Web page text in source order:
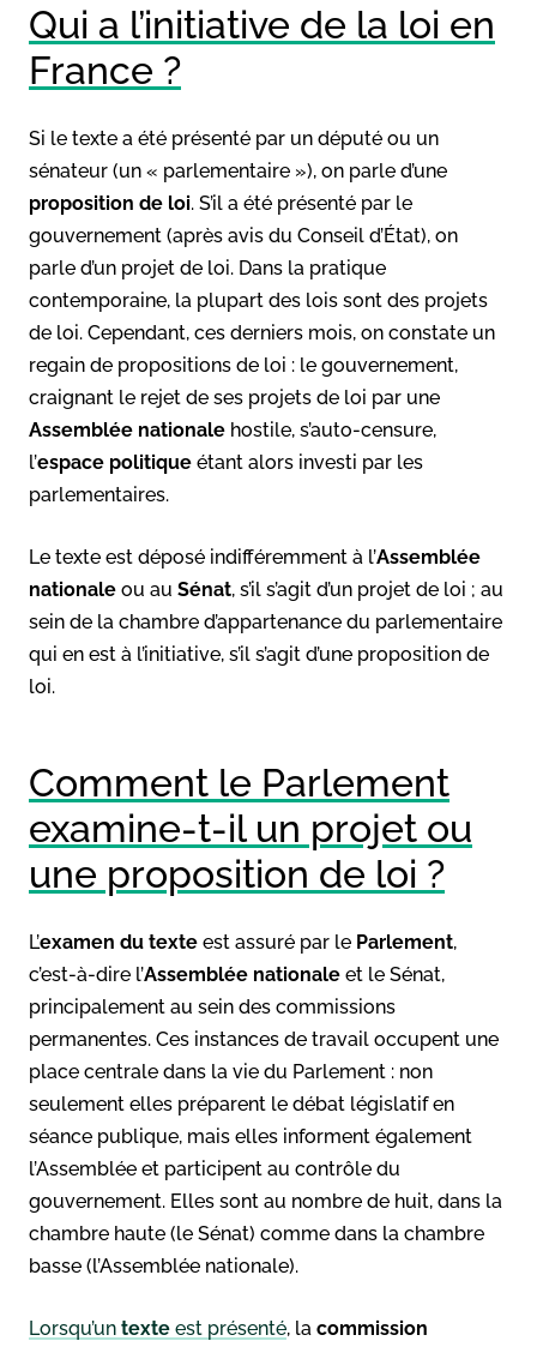
Qui a l’initiative de la loi en
France ?
Si le texte a été présenté par un député ou un
sénateur (un « parlementaire »), on parle d’une
proposition de loi. S’il a été présenté par le
gouvernement (après avis du Conseil d’État), on
parle d’un projet de loi. Dans la pratique
contemporaine, la plupart des lois sont des projets
de loi. Cependant, ces derniers mois, on constate un
regain de propositions de loi : le gouvernement,
craignant le rejet de ses projets de loi par une
Assemblée nationale hostile, s’auto-censure,
l’espace politique étant alors investi par les
parlementaires.
Le texte est déposé indifféremment à l’Assemblée
nationale ou au Sénat, s’il s’agit d’un projet de loi ; au
sein de la chambre d’appartenance du parlementaire
qui en est à l’initiative, s’il s’agit d’une proposition de
loi.
Comment le Parlement
examine-t-il un projet ou
une proposition de loi ?
L’examen du texte est assuré par le Parlement,
c’est-à-dire l’Assemblée nationale et le Sénat,
principalement au sein des commissions
permanentes. Ces instances de travail occupent une
place centrale dans la vie du Parlement : non
seulement elles préparent le débat législatif en
séance publique, mais elles informent également
l’Assemblée et participent au contrôle du
gouvernement. Elles sont au nombre de huit, dans la
chambre haute (le Sénat) comme dans la chambre
basse (l’Assemblée nationale).
Lorsqu’un texte est présenté, la commission